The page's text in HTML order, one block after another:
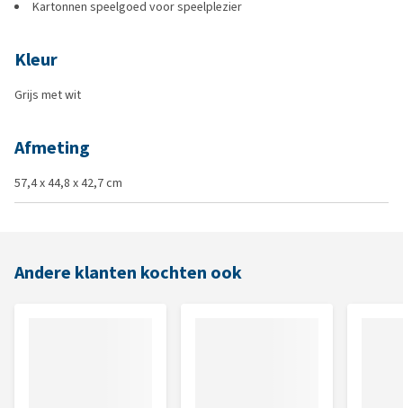
Kartonnen speelgoed voor speelplezier
Kleur
Grijs met wit
Afmeting
57,4 x 44,8 x 42,7 cm
Andere klanten kochten ook